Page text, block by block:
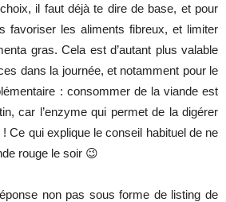
il faut déjà te dire de base, et pour
favoriser les aliments fibreux, et limiter
gras. Cela est d’autant plus valable
dans la journée, et notamment pour le
: consommer de la viande est
car l’enzyme qui permet de la digérer
Ce qui explique le conseil habituel de ne
rouge le soir 😉
non pas sous forme de listing de